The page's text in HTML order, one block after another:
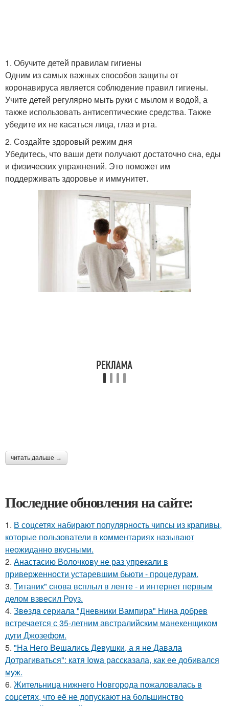
1. Обучите детей правилам гигиены
Одним из самых важных способов защиты от
коронавируса является соблюдение правил гигиены.
Учите детей регулярно мыть руки с мылом и водой, а
также использовать антисептические средства. Также
убедите их не касаться лица, глаз и рта.
2. Создайте здоровый режим дня
Убедитесь, что ваши дети получают достаточно сна, еды
и физических упражнений. Это поможет им
поддерживать здоровье и иммунитет.
читать дальше →
Последние обновления на сайте:
1. В соцсетях набирают популярность чипсы из крапивы,
которые пользователи в комментариях называют
неожиданно вкусными.
2. Анастасию Волочкову не раз упрекали в
приверженности устаревшим бьюти - процедурам.
3. Титаник" снова всплыл в ленте - и интернет первым
делом взвесил Роуз.
4. Звeздa сериала "Дневники Вампира" Нина добрев
встречается с 35-летним австралийским манекенщиком
дуги Джозефом.
5. "На Него Вешались Девушки, а я не Давала
Дотрагиваться": катя Iowa рассказала, как ее добивался
муж.
6. Жительница нижнего Новгорода пожаловалась в
соцсетях, что её не допускают на большинство